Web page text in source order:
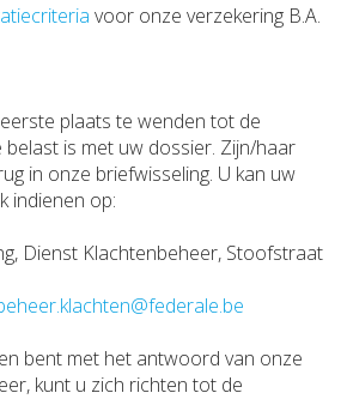
voor onze verzekering B.A.
plaats te wenden tot de
is met uw dossier. Zijn/haar
in onze briefwisseling. U kan uw
indienen op:
Dienst Klachtenbeheer, Stoofstraat
bent met het antwoord van onze
kunt u zich richten tot de